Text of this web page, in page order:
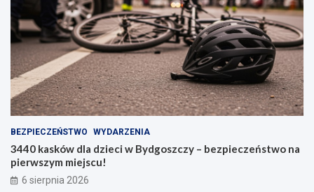
BEZPIECZEŃSTWO WYDARZENIA
3440 kasków dla dzieci w Bydgoszczy – bezpieczeństwo na
pierwszym miejscu!
6 sierpnia 2026